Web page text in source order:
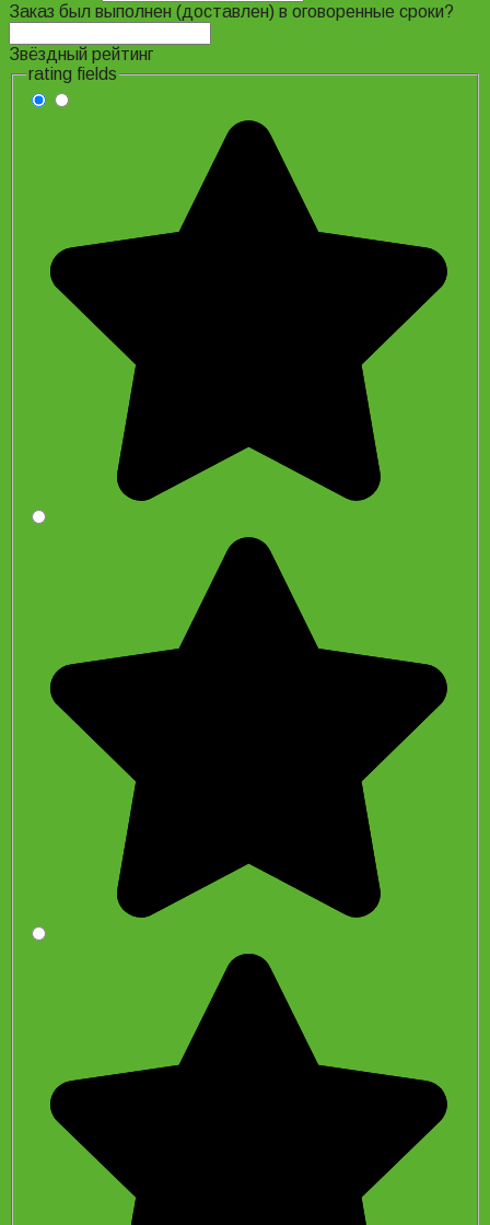
Заказ был выполнен (доставлен) в оговоренные сроки?
Звёздный рейтинг
rating fields